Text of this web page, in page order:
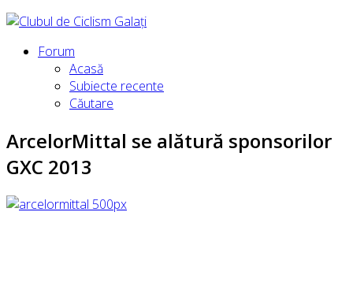
Forum
Acasă
Subiecte recente
Căutare
ArcelorMittal se alătură sponsorilor
GXC 2013